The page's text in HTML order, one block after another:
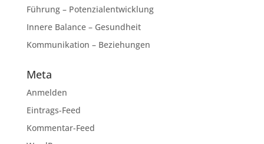
Führung – Potenzialentwicklung
Innere Balance – Gesundheit
Kommunikation – Beziehungen
Meta
Anmelden
Eintrags-Feed
Kommentar-Feed